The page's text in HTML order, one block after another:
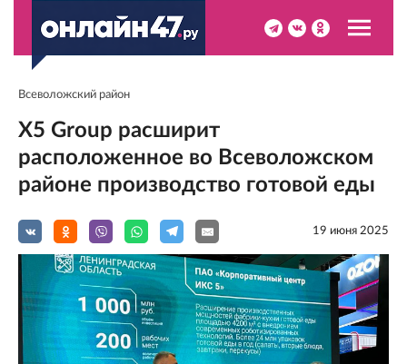
Всеволожский район
Х5 Group расширит
расположенное во Всеволожском
районе производство готовой еды
19 июня 2025